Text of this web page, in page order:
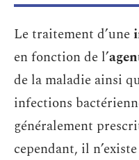
Le traitement d’une
en fonction de l’
de la maladie ainsi
infections
généralement
cependant, il